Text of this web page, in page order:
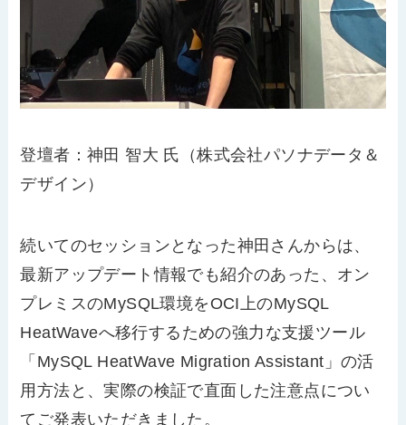
登壇者：神田 智大 氏（株式会社パソナデータ＆
デザイン）
続いてのセッションとなった神田さんからは、
最新アップデート情報でも紹介のあった、オン
プレミスのMySQL環境を OCI上のMySQL
HeatWaveへ移行するための強力な支援ツール
「 MySQL HeatWave Migration Assistant 」の活
用方法と、実際の検証で直面した注意点につい
てご発表いただきました。